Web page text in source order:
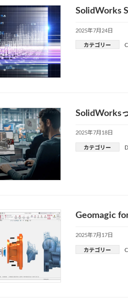
SolidWorks
2025年7月24日
カテゴリー
SolidWorks
2025年7月18日
カテゴリー
Geomagic
2025年7月17日
カテゴリー